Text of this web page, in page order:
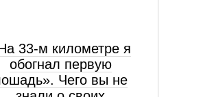
33-м километре я
обогнал первую
Чего вы не